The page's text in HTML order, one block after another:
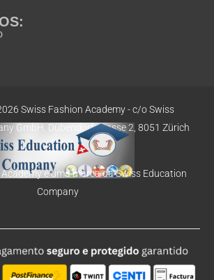
Swiss Fashion Academy -c/o Swiss
GmbH, Dübendorfstrasse 2, 8051 Zürich
é uma marca da Swiss Education
Company